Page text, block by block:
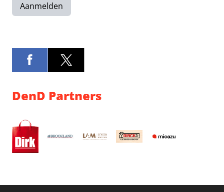
Aanmelden
DenD Partners